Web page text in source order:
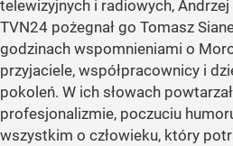
telewizyjnych i radiowych,
TVN24 pożegnał go Tomasz
godzinach wspomnieniami o
przyjaciele, współpracownicy i
pokoleń. W ich słowach
profesjonalizmie, poczuciu
wszystkim o człowieku, który